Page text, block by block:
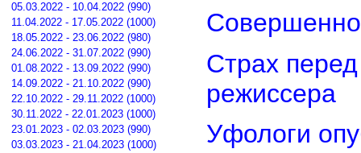
05.03.2022 - 10.04.2022 (990)
11.04.2022 - 17.05.2022 (1000)
18.05.2022 - 23.06.2022 (980)
24.06.2022 - 31.07.2022 (990)
01.08.2022 - 13.09.2022 (990)
14.09.2022 - 21.10.2022 (990)
22.10.2022 - 29.11.2022 (1000)
30.11.2022 - 22.01.2023 (1000)
23.01.2023 - 02.03.2023 (990)
03.03.2023 - 21.04.2023 (1000)
Страх
режиссера
Уфологи